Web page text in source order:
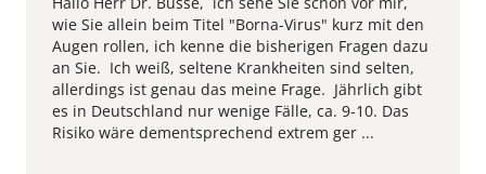
wie Sie allein beim Titel "Borna-Virus" kurz mit den
Augen rollen, ich kenne die bisherigen Fragen dazu
an Sie. Ich weiß, seltene Krankheiten sind selten,
allerdings ist genau das meine Frage. Jährlich gibt
es in Deutschland nur wenige Fälle, ca. 9-10. Das
Risiko wäre dementsprechend extrem ger ...